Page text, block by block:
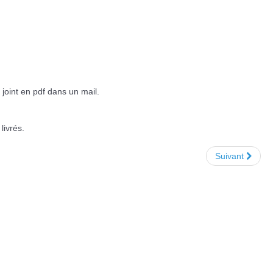
en pdf dans un mail.
Suivant